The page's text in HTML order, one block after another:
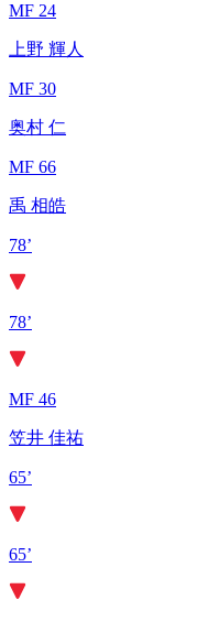
MF 24
上野 輝人
MF 30
奥村 仁
MF 66
禹 相皓
78’
78’
MF 46
笠井 佳祐
65’
65’